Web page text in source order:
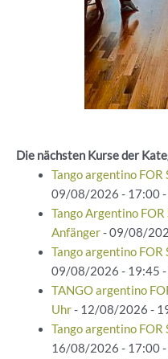
Die nächsten Kurse der
Tango argentino
09/08/2026 - 17:00 -
Tango Argentino
Anfänger- 09/08/
Tango argentino
09/08/2026 - 19:45 -
TANGO argentino
Uhr- 12/08/2026 -
Tango argentino
16/08/2026 - 17:00